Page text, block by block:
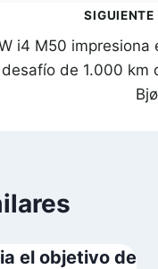
SIGUIENTE
i4 M50 impresiona
de 1.000 km
el objetivo de